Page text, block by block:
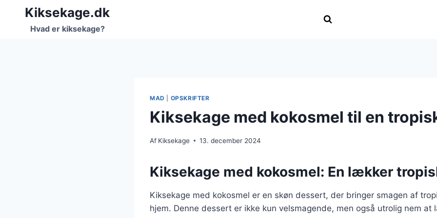
FortsætKiksekage.dk
Hvad er kiksekage?
MAD OPSKRIFTER
Kiksekage med kokosmel til en
Af Kiksekage 13. december 2024
Kiksekage med kokosmel: En lækker
Kiksekage med kokosmel er en skøn dessert, der bringer smagen af
hjem. Denne dessert er ikke kun velsmagende, men også utrolig nem at